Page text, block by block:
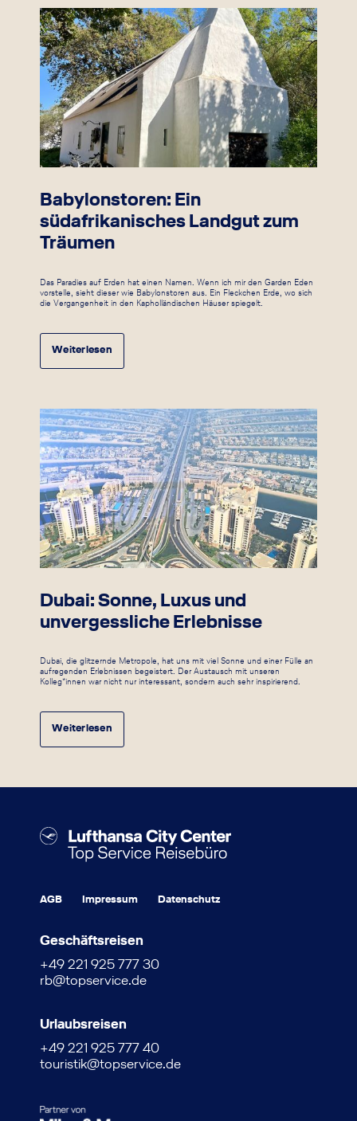
Babylonstoren: Ein
südafrikanisches Landgut zum
Träumen
Das Paradies auf Erden hat einen Namen. Wenn ich mir den Garden Eden
vorstelle, sieht dieser wie Babylonstoren aus. Ein Fleckchen Erde, wo sich
die Vergangenheit in den Kapholländischen Häuser spiegelt.
Weiterlesen
Dubai: Sonne, Luxus und
unvergessliche Erlebnisse
Dubai, die glitzernde Metropole, hat uns mit viel Sonne und einer Fülle an
aufregenden Erlebnissen begeistert. Der Austausch mit unseren
Kolleg*innen war nicht nur interessant, sondern auch sehr inspirierend.
Weiterlesen
AGB Impressum Datenschutz
Geschäftsreisen
+49 221 925 777 30
rb@topservice.de
Urlaubsreisen
+49 221 925 777 40
touristik@topservice.de